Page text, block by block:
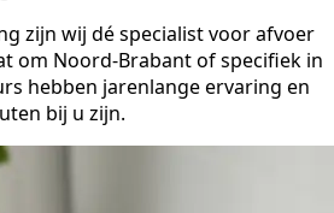
zijn wij dé specialist voor afvoer
om Noord-Brabant of specifiek in
hebben jarenlange ervaring en
bij u zijn.